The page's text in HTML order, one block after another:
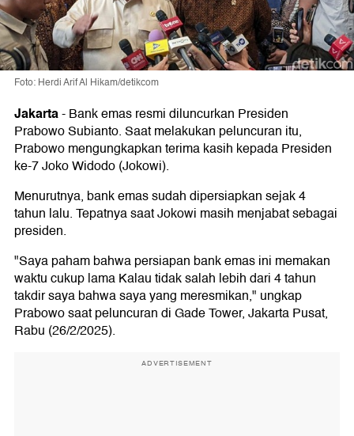
Foto: Herdi Arif Al Hikam/detikcom
Jakarta-Bank emas resmi diluncurkan Presiden
Prabowo Subianto. Saat melakukan peluncuran itu,
Prabowo mengungkapkan terima kasih kepada Presiden
ke-7 Joko Widodo (Jokowi).
Menurutnya, bank emas sudah dipersiapkan sejak 4
tahun lalu. Tepatnya saat Jokowi masih menjabat sebagai
presiden.
"Saya paham bahwa persiapan bank emas ini memakan
waktu cukup lama Kalau tidak salah lebih dari 4 tahun
takdir saya bahwa saya yang meresmikan," ungkap
Prabowo saat peluncuran di Gade Tower, Jakarta Pusat,
Rabu (26/2/2025).
ADVERTISEMENT